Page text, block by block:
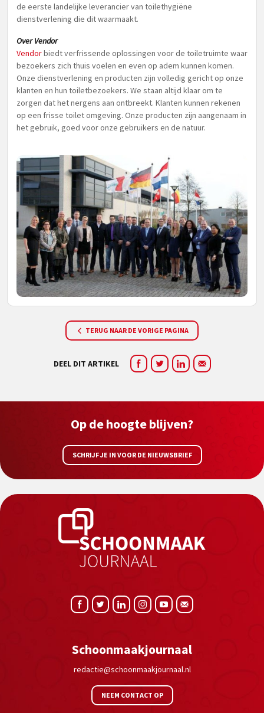
de eerste landelijke leverancier van toilethygiëne
dienstverlening die dit waarmaakt.
Over Vendor
Vendorbiedt verfrissende oplossingen voor de toiletruimte waar
bezoekers zich thuis voelen en even op adem kunnen komen.
Onze dienstverlening en producten zijn volledig gericht op onze
klanten en hun toiletbezoekers. We staan altijd klaar om te
zorgen dat het nergens aan ontbreekt. Klanten kunnen rekenen
op een frisse toilet omgeving. Onze producten zijn aangenaam in
het gebruik, goed voor onze gebruikers en de natuur.
TERUG NAAR DE VORIGE PAGINA
DEEL DIT ARTIKEL
Op de hoogte blijven?
SCHRIJF JE IN VOOR DE NIEUWSBRIEF
Schoonmaakjournaal
redactie@schoonmaakjournaal.nl
NEEM CONTACT OP